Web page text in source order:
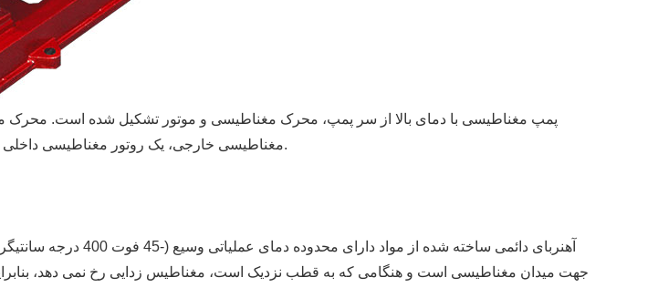
پمپ مغناطیسی با دمای بالا از سر پمپ، محرک مغناطیسی و موتور تشکیل شده است. محرک
مغناطیسی خارجی، یک روتور مغناطیسی داخلی و یک غلاف عایق غیر مغناطیسی است.
آهنربای دائمی ساخته شده از
جهت میدان مغناطیسی است و هنگامی که به قطب نزدیک است، مغناطیس زدایی رخ نمی دهد،